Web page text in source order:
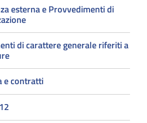
esterna e Provvedimenti di
di carattere generale riferiti a
e contratti